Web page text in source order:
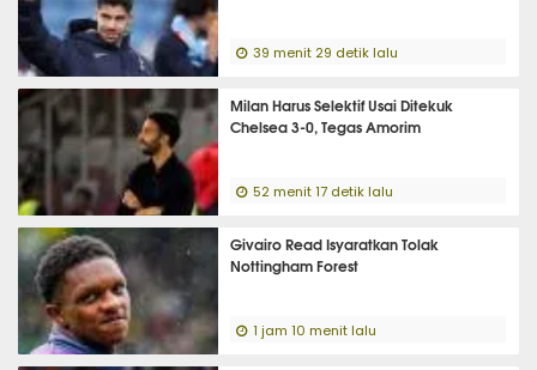
39 menit 29 detik lalu
Milan Harus Selektif Usai Ditekuk
Chelsea 3-0, Tegas Amorim
52 menit 17 detik lalu
Givairo Read Isyaratkan Tolak
Nottingham Forest
1 jam 10 menit lalu